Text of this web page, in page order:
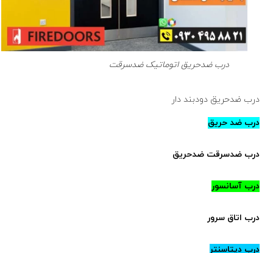
درب ضدحریق اتوماتیک ضدسرقت
درب ضدحریق دودبند دار
درب ضد حریق
درب ضدسرقت ضدحریق
درب آسانسور
درب اتاق سرور
درب دیتاسنتر